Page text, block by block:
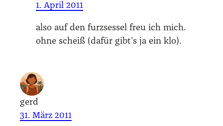
1. April 2011
also auf den furz­ses­sel freu ich mich.
ohne scheiß (dafür gibt’s ja ein klo).
gerd
31. März 2011